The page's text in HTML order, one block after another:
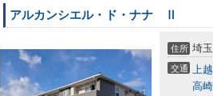
アルカンシエル・ド・ナナ Ⅱ
住所 埼
交通 上
高